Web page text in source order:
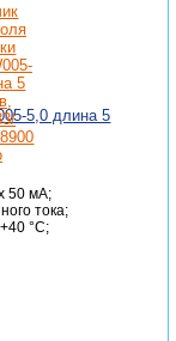
5,0 длина 5
50 мА;
тока;
°C;